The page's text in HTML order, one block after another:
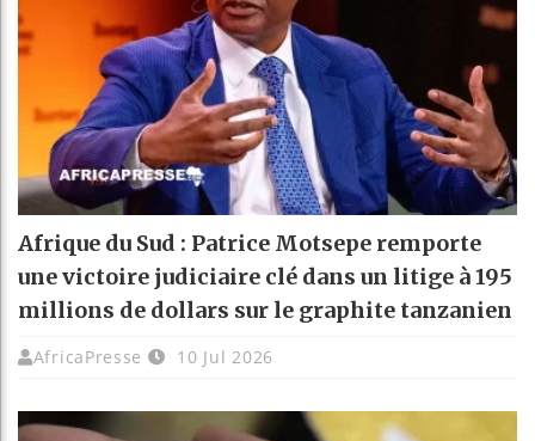
Afrique du Sud : Patrice Motsepe remporte
une victoire judiciaire clé dans un litige à 195
millions de dollars sur le graphite tanzanien
AfricaPresse 10 Jul 2026